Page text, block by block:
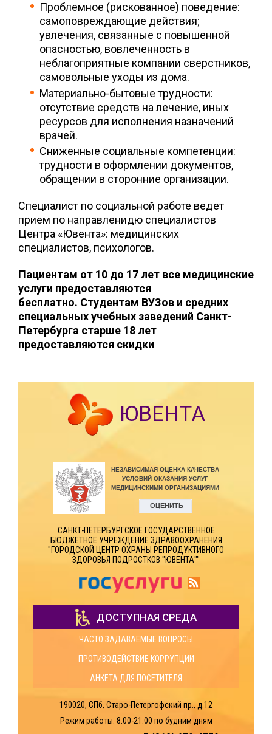
Проблемное (рискованное) поведение:
самоповреждающие действия;
увлечения, связанные с повышенной
опасностью, вовлеченность в
неблагоприятные компании сверстников,
самовольные уходы из дома.
Материально-бытовые трудности:
отсутствие средств на лечение, иных
ресурсов для исполнения назначений
врачей.
Сниженные социальные компетенции:
трудности в оформлении документов,
обращении в сторонние организации.
Специалист по социальной работе ведет
прием по направленидю специалистов
Центра «Ювента»: медицинских
специалистов, психологов.
Пациентам от 10 до 17 лет все медицинские
услуги предоставляются
бесплатно. Студентам ВУЗов и средних
специальных учебных заведений Санкт-
Петербурга старше 18 лет
предоставляются скидки
ЮВЕНТА
САНКТ-ПЕТЕРБУРГСКОЕ ГОСУДАРСТВЕННОЕ
БЮДЖЕТНОЕ УЧРЕЖДЕНИЕ ЗДРАВООХРАНЕНИЯ
"ГОРОДСКОЙ ЦЕНТР ОХРАНЫ РЕПРОДУКТИВНОГО
ЗДОРОВЬЯ ПОДРОСТКОВ "ЮВЕНТА""
ДОСТУПНАЯ СРЕДА
ЧАСТО ЗАДАВАЕМЫЕ ВОПРОСЫ
ПРОТИВОДЕЙСТВИЕ КОРРУПЦИИ
АНКЕТА ДЛЯ ПОСЕТИТЕЛЯ
190020, СПб, Старо-Петергофский пр., д.12
Режим работы: 8.00-21.00 по будним дням